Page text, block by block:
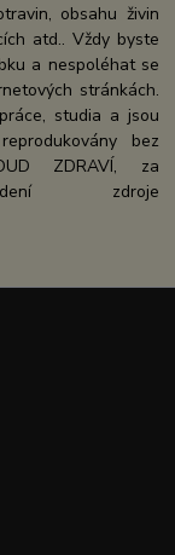
obsahu živin
atd.. Vždy byste
a nespoléhat se
stránkách.
studia a jsou
bez
ZDRAVÍ, za
zdroje